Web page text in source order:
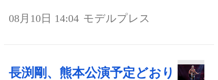
08月10日 14:04 モデルプレス
長渕剛、熊本公演予定どおり